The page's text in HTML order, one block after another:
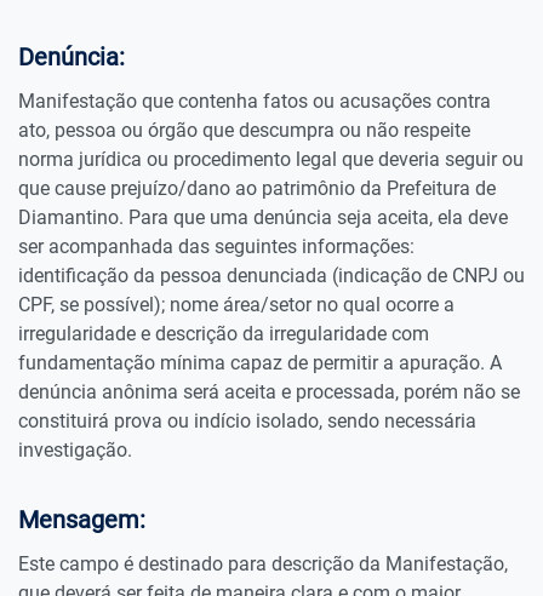
Denúncia:
Manifestação que contenha fatos ou acusações contra
ato, pessoa ou órgão que descumpra ou não respeite
norma jurídica ou procedimento legal que deveria seguir ou
que cause prejuízo/dano ao patrimônio da Prefeitura de
Diamantino. Para que uma denúncia seja aceita, ela deve
ser acompanhada das seguintes informações:
identificação da pessoa denunciada (indicação de CNPJ ou
CPF, se possível); nome área/setor no qual ocorre a
irregularidade e descrição da irregularidade com
fundamentação mínima capaz de permitir a apuração. A
denúncia anônima será aceita e processada, porém não se
constituirá prova ou indício isolado, sendo necessária
investigação.
Mensagem:
Este campo é destinado para descrição da Manifestação,